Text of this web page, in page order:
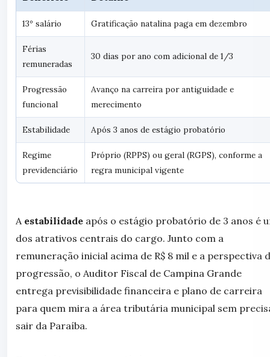
13º salário Gratificação natalina paga em dezembro
Férias
remuneradas
30 dias por ano com adicional de 1/3
Progressão
funcional
Avanço na carreira por antiguidade e
merecimento
Estabilidade Após 3 anos de estágio probatório
Regime
previdenciário
Próprio (RPPS) ou geral (RGPS), conforme a
regra municipal vigente
A estabilidade após o estágio probatório de 3 anos é
dos atrativos centrais do cargo. Junto com a
remuneração inicial acima de R$ 8 mil e a perspectiva
progressão, o Auditor Fiscal de Campina Grande
entrega previsibilidade financeira e plano de carreira
para quem mira a área tributária municipal sem
sair da Paraíba.